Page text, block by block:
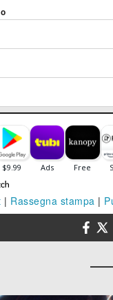
| Rassegna stampa |